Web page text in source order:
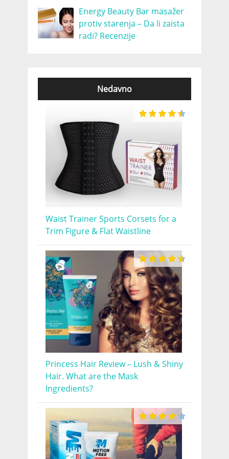
Energy Beauty Bar masažer
protiv starenja – Da li zaista
radi? Recenzije
Nedavno
Waist Trainer Sports Corsets for a
Trim Figure & Flat Waistline
Princess Hair Review – Lush & Shiny
Hair. What are the Mask
Ingredients?